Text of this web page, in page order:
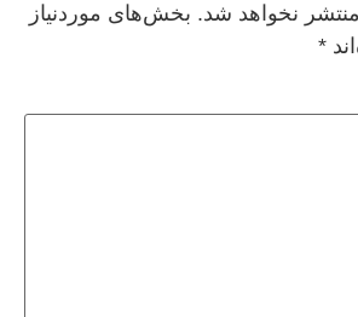
نخواهد شد. بخش‌های موردنیاز
*